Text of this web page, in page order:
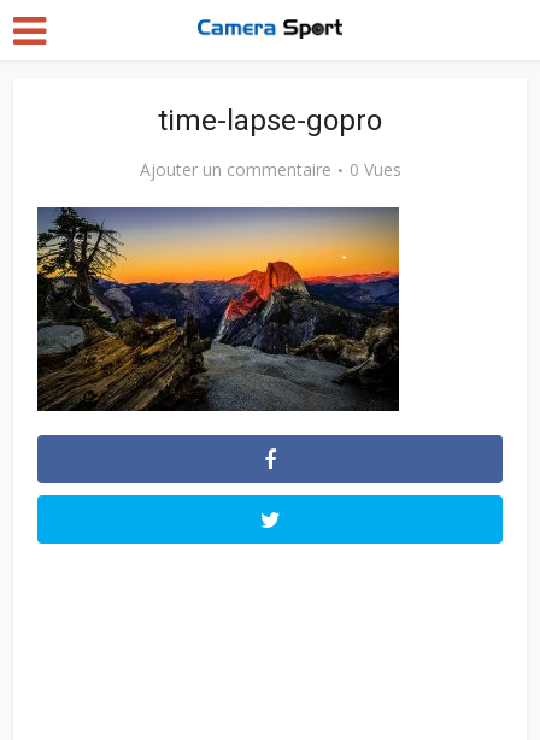
time-lapse-gopro
Ajouter un commentaire 0 Vues